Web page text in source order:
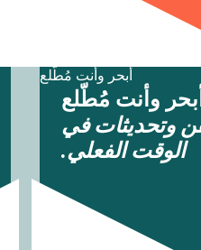
أبحر وأنت مُطّلع
وتحديثات في
الوقت الفعلي.